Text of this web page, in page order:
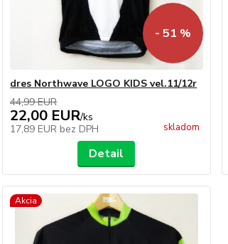
- 51 %
dres Northwave LOGO KIDS vel.11/12r
44,99 EUR
22,00 EUR/ks
17,89 EUR bez DPH skladom
Detail
Akcia